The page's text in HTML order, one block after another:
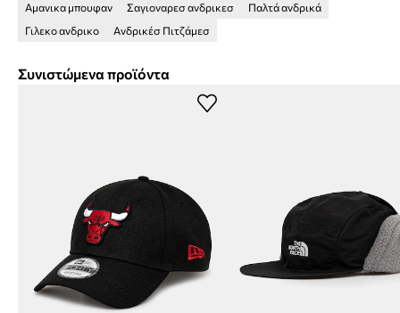
Αμανικα μπουφαν Σαγιοναρεσ ανδρικεσ
Παλτά ανδρικά
Γιλεκο ανδρικο
Ανδρικέσ Πιτζάμεσ
Συνιστώμενα προϊόντα